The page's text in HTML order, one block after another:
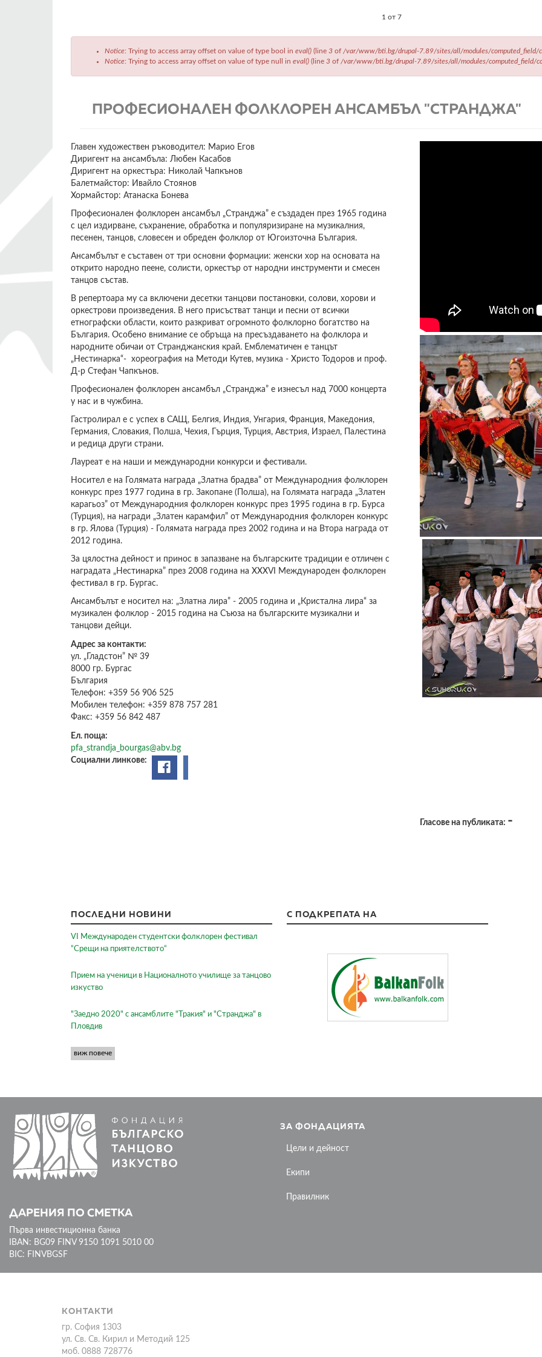
1 от 7
Съобщение
грешка
Notice: Trying to access array offset on value of type bool in eval() (line 3 of /var/www/bti.bg/drupal-7.89/sites/all/modules/computed_field/
Notice: Trying to access array offset on value of type null in eval() (line 3 of /var/www/bti.bg/drupal-7.89/sites/all/modules/computed_field/
ПРОФЕСИОНАЛЕН ФОЛКЛОРЕН АНСАМБЪЛ "СТРАНДЖА"
Главен художествен ръководител: Марио Егов
Диригент на ансамбъла: Любен Касабов
Диригент на оркестъра: Николай Чапкънов
Балетмайстор: Ивайло Стоянов
Хормайстор: Атанаска Бонева
Професионален фолклорен ансамбъл „Странджа” е създаден през 1965 година
с цел издирване, съхранение, обработка и популяризиране на музикалния,
песенен, танцов, словесен и обреден фолклор от Югоизточна България.
Ансамбълът е съставен от три основни формации: женски хор на основата на
открито народно пеене, солисти, оркестър от народни инструменти и смесен
танцов състав.
В репертоара му са включени десетки танцови постановки, солови, хорови и
оркестрови произведения. В него присъстват танци и песни от всички
етнографски области, които разкриват огромното фолклорно богатство на
България. Особено внимание се обръща на пресъздаването на фолклора и
народните обичаи от Странджанския край. Емблематичен е танцът
„Нестинарка“- хореография на Методи Кутев, музика - Христо Тодоров и проф.
Д-р Стефан Чапкънов.
Професионален фолклорен ансамбъл „Странджа” е изнесъл над 7000 концерта
у нас и в чужбина.
Гастролирал е с успех в САЩ, Белгия, Индия, Унгария, Франция, Македония,
Германия, Словакия, Полша, Чехия, Гърция, Турция, Австрия, Израел, Палестина
и редица други страни.
Лауреат е на наши и международни конкурси и фестивали.
Носител е на Голямата награда „Златна брадва” от Международния фолклорен
конкурс през 1977 година в гр. Закопане (Полша), на Голямата награда „Златен
карагьоз” от Международния фолклорен конкурс през 1995 година в гр. Бурса
(Турция), на награди „Златен карамфил” от Международния фолклорен конкурс
в гр. Ялова (Турция) - Голямата награда през 2002 година и на Втора награда от
2012 година.
За цялостна дейност и принос в запазване на българските традиции е отличен с
наградата „Нестинарка” през 2008 година на ХХХVI Международен фолклорен
фестивал в гр. Бургас.
Ансамбълът е носител на: „Златна лира” - 2005 година и „Кристална лира“ за
музикален фолклор - 2015 година на Съюза на българските музикални и
танцови дейци.
PICTURE
064.JPG
МФФ2013.JPG
Адрес за контакти:
ул. „Гладстон” № 39
8000 гр. Бургас
България
Телефон: +359 56 906 525
Мобилен телефон: +359 878 757 281
Факс: +359 56 842 487
Ел. поща:
pfa_strandja_bourgas@abv.bg
Социални линкове:
Гласове на публиката: -
ПОСЛЕДНИ НОВИНИ
VI Международен студентски фолклорен фестивал
“Срещи на приятелството“
Прием на ученици в Националното училище за танцово
изкуство
"Заедно 2020" с ансамблите "Тракия" и "Странджа" в
Пловдив
виж повече
С ПОДКРЕПАТА НА
ДАРЕНИЯ ПО СМЕТКА
Първа инвестиционна банка
IBAN: BG09 FINV 9150 1091 5010 00
BIC: FINVBGSF
ЗА ФОНДАЦИЯТА
Цели и дейност
Екипи
Правилник
КОНТАКТИ
гр. София 1303
ул. Св. Св. Кирил и Методий 125
моб. 0888 728776